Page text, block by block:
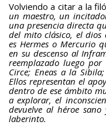
Volviendo a citar a la
un maestro, un
una presencia directa
del mito clásico, el dios
es Hermes o Mercurio
en su descenso al
reemplazado luego
Circe; Eneas a la
Ellos representan el
dentro de ese ámbito
a explorar, el
devuelve al héroe
laberinto.